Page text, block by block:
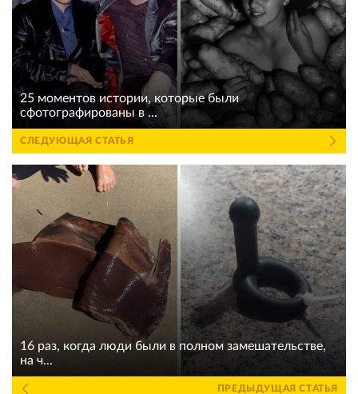
25 моментов истории, которые были
сфотографированы в ...
СЛЕДУЮЩАЯ СТАТЬЯ
16 раз, когда люди были в полном замешательстве,
на ч...
ПРЕДЫДУЩАЯ СТАТЬЯ